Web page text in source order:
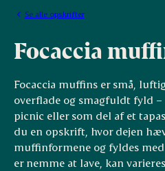
Se alle opskrifter
Focaccia
Focaccia muffins er små,
overflade og smagfuldt fyld
picnic eller som del af et
du en opskrift, hvor dejen
muffinformene og fyldes
er nemme at lave, kan